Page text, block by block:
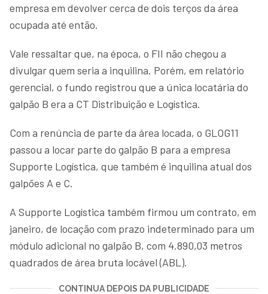
empresa em devolver cerca de dois terços da área
ocupada até então.
Vale ressaltar que, na época, o FII não chegou a
divulgar quem seria a inquilina. Porém, em relatório
gerencial, o fundo registrou que a única locatária do
galpão B era a CT Distribuição e Logística.
Com a renúncia de parte da área locada, o GLOG11
passou a locar parte do galpão B para a empresa
Supporte Logística, que também é inquilina atual dos
galpões A e C.
A Supporte Logística também firmou um contrato, em
janeiro, de locação com prazo indeterminado para um
módulo adicional no galpão B, com 4.890,03 metros
quadrados de área bruta locável (ABL).
CONTINUA DEPOIS DA PUBLICIDADE